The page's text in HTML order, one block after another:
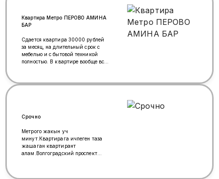
Квартира Метро ПЕРОВО АМИНА
БАР
Сдается квартира 30000 рублей
за месяц, на длительный срок с
мебелью и с бытовой техникой
полностью. В квартире вообще все
заезжай и живи. Рассматриваем
чисто и тепло, летом хорошо
квартиры однушка, двушка,
трешка. Звоните!
Срочно
Метрого жакын уч
минут.Квартирага ичпеген таза
жашаган квартирант
алам.Волгоградский проспект